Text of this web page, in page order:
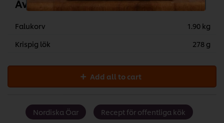
Avslutningsvis
Falukorv
1.90 kg
Krispig lök
278 g
Add all to cart
Nordiska Öar Recept för offentliga kök